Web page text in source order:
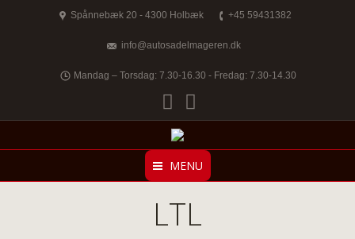
Spånnebæk 20 - 4300 Holbæk +45 59431382
info@autosadelmageren.dk
Mandag – Torsdag: 7.30-16.30 - Fredag: 7.30-14.30
Facebook
MENU
LTL